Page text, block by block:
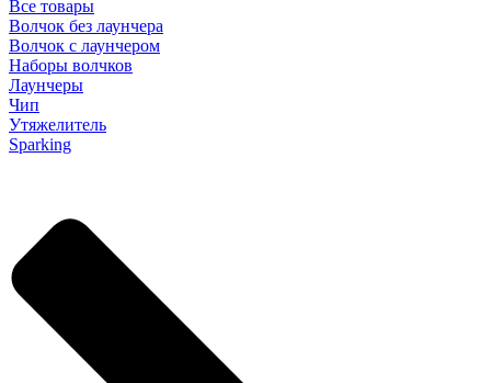
Все товары
Волчок без лаунчера
Волчок с лаунчером
Наборы волчков
Лаунчеры
Чип
Утяжелитель
Sparking